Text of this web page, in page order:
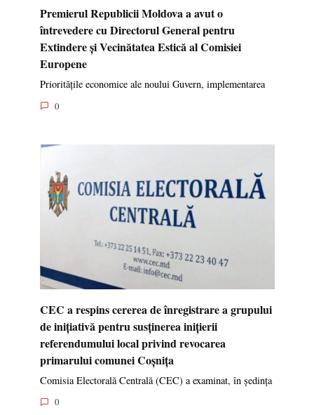
Premierul Republicii Moldova a avut o
întrevedere cu Directorul General pentru
Extindere și Vecinătatea Estică al Comisiei
Europene
Prioritățile economice ale noului Guvern, implementarea
0
CEC a respins cererea de înregistrare a grupului
de inițiativă pentru susținerea inițierii
referendumului local privind revocarea
primarului comunei Coșnița
Comisia Electorală Centrală (CEC) a examinat, în ședința
0